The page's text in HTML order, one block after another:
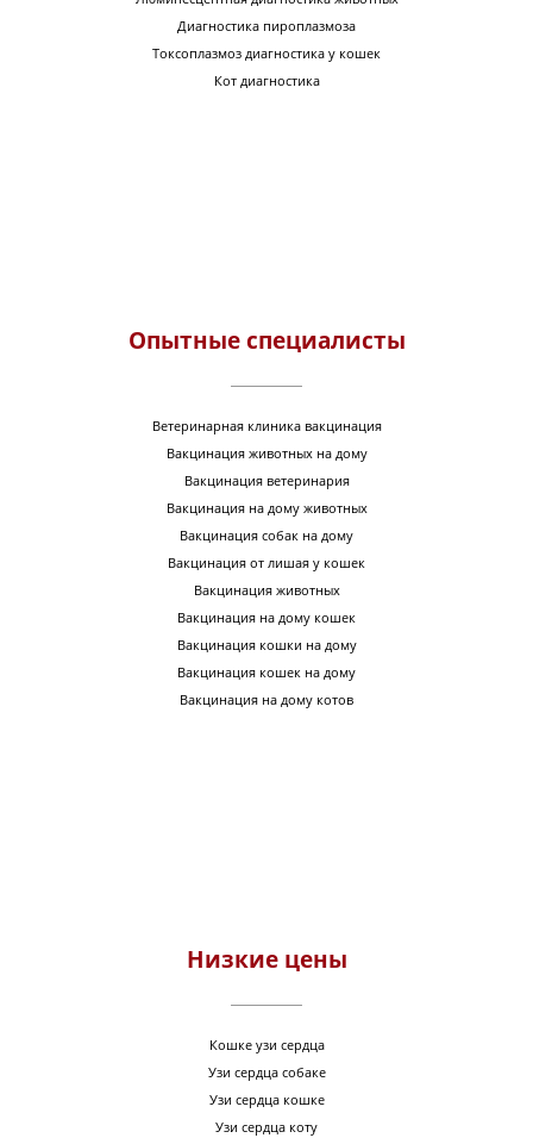
Диагностика пироплазмоза
Токсоплазмоз диагностика у кошек
Кот диагностика
Опытные специалисты
Ветеринарная клиника вакцинация
Вакцинация животных на дому
Вакцинация ветеринария
Вакцинация на дому животных
Вакцинация собак на дому
Вакцинация от лишая у кошек
Вакцинация животных
Вакцинация на дому кошек
Вакцинация кошки на дому
Вакцинация кошек на дому
Вакцинация на дому котов
Низкие цены
Кошке узи сердца
Узи сердца собаке
Узи сердца кошке
Узи сердца коту